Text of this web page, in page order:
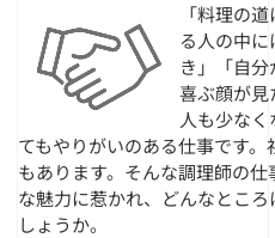
「料理の
る人の中
き」「自
喜ぶ顔が見
人も少な
てもやりがいのある仕事です
もあります。そんな調理師の
な魅力に惹かれ、どんなとこ
しょうか。